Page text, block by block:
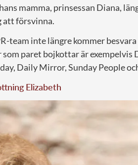
mamma, prinsessan Diana,
att försvinna.
team inte längre kommer
paret bojkottar är exempelvis
Daily Mirror, Sunday People
Elizabeth